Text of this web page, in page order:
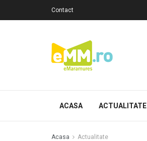
Contact
ACASA ACTUALITATE
Acasa Actualitate